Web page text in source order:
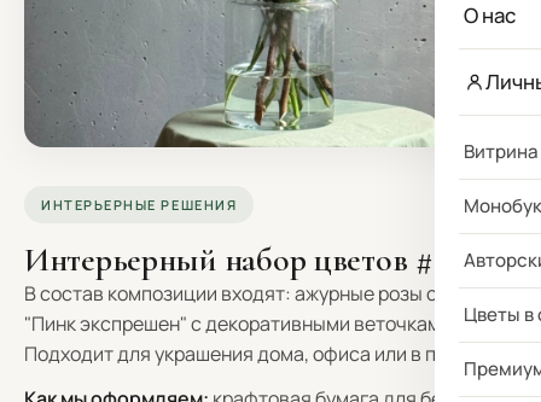
О нас
Цветы в
ИНТЕРЬЕРНЫЕ РЕШЕНИЯ
Интерьерный набор цветов #24
В состав композиции входят: ажурные розы сорта
"Пинк экспрешен" с декоративными веточками.
Подходит для украшения дома, офиса или в подарок.